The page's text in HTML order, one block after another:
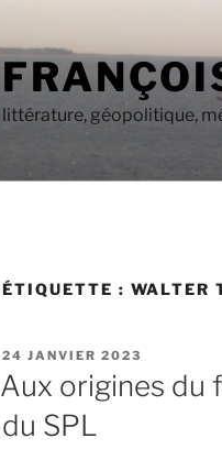
littérature, géopolitique,
ÉTIQUETTE : WALTER
PUBLIÉ
LE
24 JANVIER 2023
Aux origines du
du SPL